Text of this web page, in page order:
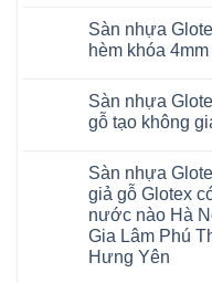
Xuân
Thanh
Trì
Cầu
Giấy
Tây
Hồ
Yên
TpHCM
Bình
Dương
Huế
Cần
Thơ
Đà
thợ
Sửa
sàn
nhiêu
1m2
tại
Dương
Đà
Nẵng
Khánh
Hải
Phòng
su
có
hèm
minh
chống
cong
ngót
Gia
Lâm
Thanh
Xuân
Hà
Nội
giả
gỗ
hèm
thị
trường
rộng
khách
hàng
quan
tâm
nhựa
Hobiwood
4mm
cao
Hà
Quảng
Ninh
Nghệ
An
Bắc
Ninh
Tuyên
bình
luận
ở
Hobiwood
4mm
6mm
hèm
khóa
uy
tín
hàng
đầu
đã
Sàn nhựa
hèm khóa
bình
luận
ở
Glotex
Sàn
nhựa
Fukione
giả
gỗ
Sàn nhựa
gỗ tạo không
bình
luận
ở
Sàn
nhựa
Glotex
và
Sàn nhựa
giả gỗ Glotex
nước nào Hà
Gia Lâm Phú
Hưng Yên